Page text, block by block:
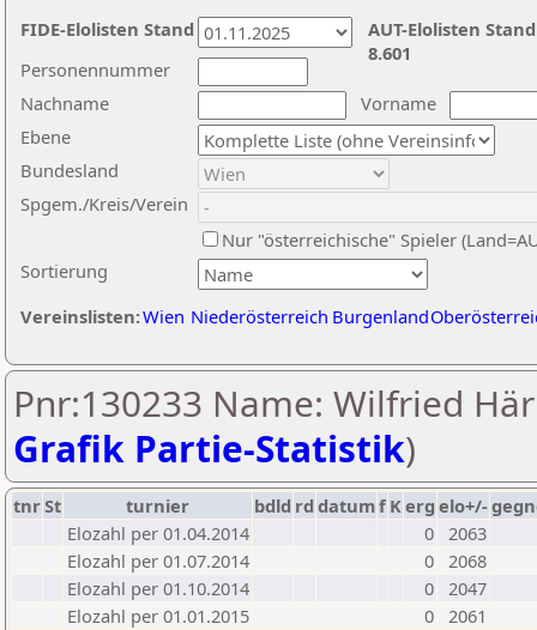
Nachname
Vorname
Ebene
Sortierung
Personennummer
Bundesland
Spgem./Kreis/Verein
Nur "österreichische" Spieler
Vereinslisten:Wien Niederösterreich Burgenland
AUT-Elolisten
8.601
FIDE-Elolisten Stand
Pnr:130233 Name: Wilfried
Grafik Partie-Statistik)
tnrSt turnier bdld rd datumf Kerg elo+/-
Elozahl per 01.04.2014
0 2063
Elozahl per 01.07.2014
0 2068
Elozahl per 01.10.2014
0 2047
Elozahl per 01.01.2015
0 2061